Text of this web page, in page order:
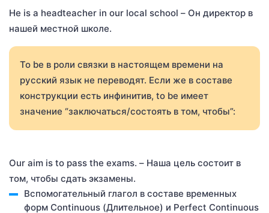
He is a headteacher in our local school – Он директор в
нашей местной школе.
To be в роли связки в настоящем времени на
русский язык не переводят. Если же в составе
конструкции есть инфинитив, to be имеет
значение “заключаться/состоять в том, чтобы”:
Our aim is to pass the exams. – Наша цель состоит в
том, чтобы сдать экзамены.
Вспомогательный глагол в составе временных
форм Continuous (Длительное) и Perfect Continuous